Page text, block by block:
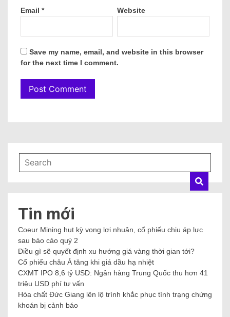
Email * Website
Save my name, email, and website in this browser
for the next time I comment.
Tin mới
Coeur Mining hụt kỳ vọng lợi nhuận, cổ phiếu chịu áp lực
sau báo cáo quý 2
Điều gì sẽ quyết định xu hướng giá vàng thời gian tới?
Cổ phiếu châu Á tăng khi giá dầu hạ nhiệt
CXMT IPO 8,6 tỷ USD: Ngân hàng Trung Quốc thu hơn 41
triệu USD phí tư vấn
Hóa chất Đức Giang lên lộ trình khắc phục tình trạng chứng
khoán bị cảnh báo